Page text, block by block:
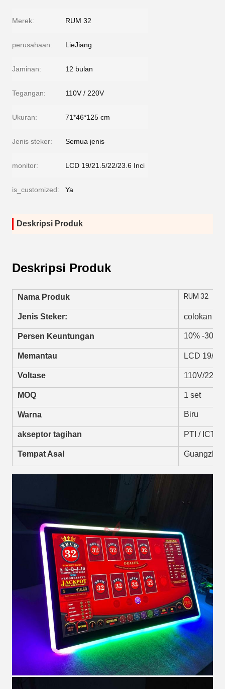
Merek: RUM 32
perusahaan: LieJiang
Jaminan: 12 bulan
Tegangan: 110V / 220V
Ukuran: 71*46*125 cm
Jenis steker: Semua jenis
monitor: LCD 19/21.5/22/23.6 Inci
is_customized: Ya
Deskripsi Produk
Deskripsi Produk
Nama Produk RUM 32
Jenis Steker: colokan AS
Persen Keuntungan 10% -30%
Memantau LCD 19/
Voltase 110V/220V
MOQ 1 set
Warna Biru
akseptor tagihan PTI / ICT /
Tempat Asal